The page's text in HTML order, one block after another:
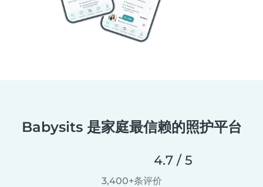
Babysits 是家庭最信赖的照护平台
4.7 / 5
3,400+条评价